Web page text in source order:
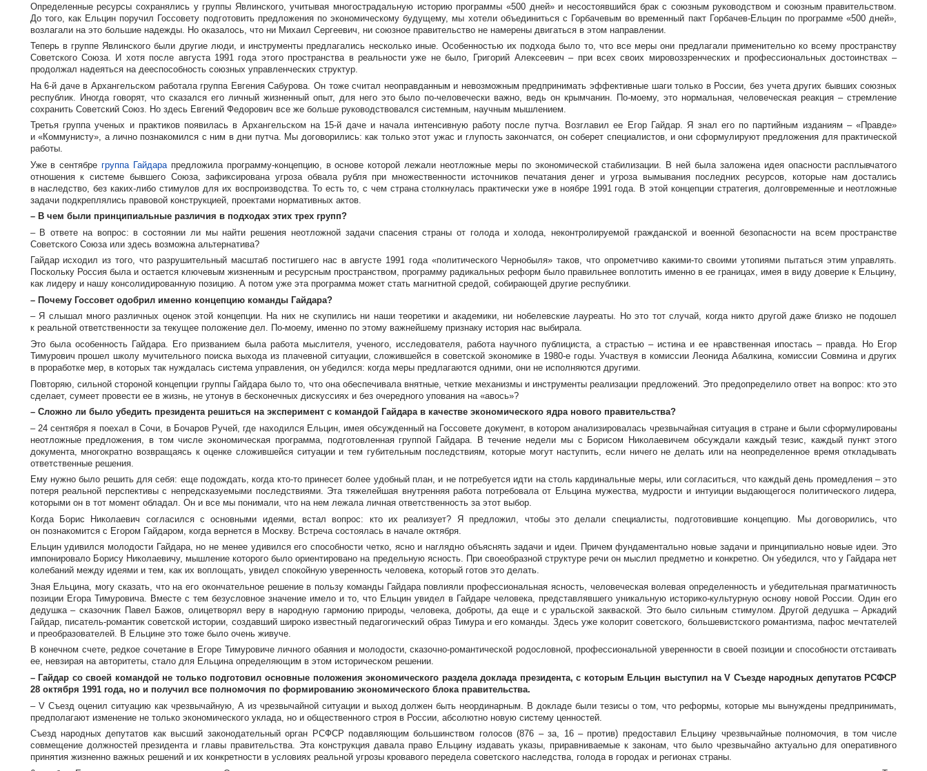
Определенные ресурсы сохранялись у группы Явлинского, учитывая многострадальную историю программы «500 дней» и несостоявшийся брак с союзным руководством и союзным правительством.
До того, как Ельцин поручил Госсовету подготовить предложения по экономическому будущему, мы хотели объединиться с Горбачевым во временный пакт Горбачев-Ельцинпо программе «500 дней»,
возлагали на это большие надежды. Но оказалось, что ни Михаил Сергеевич, ни союзное правительство не намерены двигаться в этом направлении.
Теперь в группе Явлинского были другие люди, и инструменты предлагались несколько иные. Особенностью их подхода было то, что все меры они предлагали применительно ко всему пространству
Советского Союза. И хотя после августа 1991 года этого пространства в реальности уже не было, Григорий Алексеевич – при всех своих мировоззренческих и профессиональных достоинствах –
продолжал надеяться на дееспособность союзных управленческих структур.
На6-й даче в Архангельском работала группа Евгения Сабурова. Он тоже считал неоправданным и невозможным предпринимать эффективные шаги только в России, без учета других бывших союзных
республик. Иногда говорят, что сказался его личный жизненный опыт, для него это было по-человечески важно, ведь он крымчанин. По-моему, это нормальная, человеческая реакция – стремление
сохранить Советский Союз. Но здесь Евгений Федорович все же больше руководствовался системным, научным мышлением.
Третья группа ученых и практиков появилась в Архангельском на 15-й даче и начала интенсивную работу после путча. Возглавил ее Егор Гайдар. Я знал его по партийным изданиям – «Правде»
и «Коммунисту», а лично познакомился с ним в дни путча. Мы договорились: как только этот ужас и глупость закончатся, он соберет специалистов, и они сформулируют предложения для практической
работы.
Уже в сентябрегруппа Гайдара предложила программу-концепцию, в основе которой лежали неотложные меры по экономической стабилизации. В ней была заложена идея опасности расплывчатого
отношения к системе бывшего Союза, зафиксирована угроза обвала рубля при множественности источников печатания денег и угроза вымывания последних ресурсов, которые нам достались
в наследство, безкаких-либо стимулов для их воспроизводства. То есть то, с чем страна столкнулась практически уже в ноябре 1991 года. В этой концепции стратегия, долговременные и неотложные
задачи подкреплялись правовой конструкцией, проектами нормативных актов.
– В чем были принципиальные различия в подходах этих трех групп?
– В ответе на вопрос: в состоянии ли мы найти решения неотложной задачи спасения страны от голода и холода, неконтролируемой гражданской и военной безопасности на всем пространстве
Советского Союза или здесь возможна альтернатива?
Гайдар исходил из того, что разрушительный масштаб постигшего нас в августе 1991 года «политического Чернобыля» таков, что опрометчиво какими-тосвоими утопиями пытаться этим управлять.
Поскольку Россия была и остается ключевым жизненным и ресурсным пространством, программу радикальных реформ было правильнее воплотить именно в ее границах, имея в виду доверие к Ельцину,
как лидеру и нашу консолидированную позицию. А потом уже эта программа может стать магнитной средой, собирающей другие республики.
– Почему Госсовет одобрил именно концепцию команды Гайдара?
– Я слышал много различных оценок этой концепции. На них не скупились ни наши теоретики и академики, ни нобелевские лауреаты. Но это тот случай, когда никто другой даже близко не подошел
к реальной ответственности за текущее положение дел. По-моему, именно по этому важнейшему признаку история нас выбирала.
Это была особенность Гайдара. Его призванием была работа мыслителя, ученого, исследователя, работа научного публициста, а страстью – истина и ее нравственная ипостась – правда. Но Егор
Тимурович прошел школу мучительного поиска выхода из плачевной ситуации, сложившейся в советской экономике в 1980-егоды. Участвуя в комиссии Леонида Абалкина, комиссии Совмина и других
в проработке мер, в которых так нуждалась система управления, он убедился: когда меры предлагаются одними, они не исполняются другими.
Повторяю, сильной стороной концепции группы Гайдара было то, что она обеспечивала внятные, четкие механизмы и инструменты реализации предложений. Это предопределило ответ на вопрос: кто это
сделает, сумеет провести ее в жизнь, не утонув в бесконечных дискуссиях и без очередного упования на «авось»?
– Сложно ли было убедить президента решиться на эксперимент с командой Гайдара в качестве экономического ядра нового правительства?
– 24 сентября я поехал в Сочи, в Бочаров Ручей, где находился Ельцин, имея обсужденный на Госсовете документ, в котором анализировалась чрезвычайная ситуация в стране и были сформулированы
неотложные предложения, в том числе экономическая программа, подготовленная группой Гайдара. В течение недели мы с Борисом Николаевичем обсуждали каждый тезис, каждый пункт этого
документа, многократно возвращаясь к оценке сложившейся ситуации и тем губительным последствиям, которые могут наступить, если ничего не делать или на неопределенное время откладывать
ответственные решения.
Ему нужно было решить для себя: еще подождать, когда кто-топринесет более удобный план, и не потребуется идти на столь кардинальные меры, или согласиться, что каждый день промедления – это
потеря реальной перспективы с непредсказуемыми последствиями. Эта тяжелейшая внутренняя работа потребовала от Ельцина мужества, мудрости и интуиции выдающегося политического лидера,
которыми он в тот момент обладал. Он и все мы понимали, что на нем лежала личная ответственность за этот выбор.
Когда Борис Николаевич согласился с основными идеями, встал вопрос: кто их реализует? Я предложил, чтобы это делали специалисты, подготовившие концепцию. Мы договорились, что
он познакомится с Егором Гайдаром, когда вернется в Москву. Встреча состоялась в начале октября.
Ельцин удивился молодости Гайдара, но не менее удивился его способности четко, ясно и наглядно объяснять задачи и идеи. Причем фундаментально новые задачи и принципиально новые идеи. Это
импонировало Борису Николаевичу, мышление которого было ориентировано на предельную ясность. При своеобразной структуре речи он мыслил предметно и конкретно. Он убедился, что у Гайдара нет
колебаний между идеями и тем, как их воплощать, увидел спокойную уверенность человека, который готов это делать.
Зная Ельцина, могу сказать, что на его окончательное решение в пользу команды Гайдара повлияли профессиональная ясность, человеческая волевая определенность и убедительная прагматичность
позиции Егора Тимуровича. Вместе с тем безусловное значение имело и то, что Ельцин увидел в Гайдаре человека, представлявшего уникальную историко-культурную основу новой России. Один его
дедушка – сказочник Павел Бажов, олицетворял веру в народную гармонию природы, человека, доброты, да еще и с уральской закваской. Это было сильным стимулом. Другой дедушка – Аркадий
Гайдар, писатель-романтиксоветской истории, создавший широко известный педагогический образ Тимура и его команды. Здесь уже колорит советского, большевистского романтизма, пафос мечтателей
и преобразователей. В Ельцине это тоже было очень живуче.
В конечном счете, редкое сочетание в Егоре Тимуровиче личного обаяния и молодости,сказочно-романтической родословной, профессиональной уверенности в своей позиции и способности отстаивать
ее, невзирая на авторитеты, стало для Ельцина определяющим в этом историческом решении.
– Гайдар со своей командой не только подготовил основные положения экономического раздела доклада президента, с которым Ельцин выступил на V Съезде народных депутатов РСФСР
28 октября 1991 года, но и получил все полномочия по формированию экономического блока правительства.
– V Съезд оценил ситуацию как чрезвычайную, А из чрезвычайной ситуации и выход должен быть неординарным. В докладе были тезисы о том, что реформы, которые мы вынуждены предпринимать,
предполагают изменение не только экономического уклада, но и общественного строя в России, абсолютно новую систему ценностей.
Съезд народных депутатов как высший законодательный орган РСФСР подавляющим большинством голосов (876 – за, 16 – против) предоставил Ельцину чрезвычайные полномочия, в том числе
совмещение должностей президента и главы правительства. Эта конструкция давала право Ельцину издавать указы, приравниваемые к законам, что было чрезвычайно актуально для оперативного
принятия жизненно важных решений и их конкретности в условиях реальной угрозы кровавого передела советского наследства, голода в городах и регионах страны.